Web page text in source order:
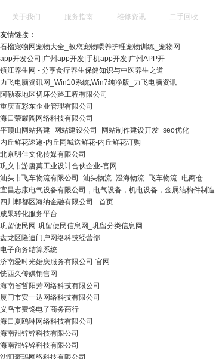
关于我们 服务指南 维修资讯 二手回收
友情链接：
石榴宠物网宠物大全_教您宠物喂养护理宠物训练_宠物网
app开发公司|广州app开发|手机app开发|广州APP开
镇江养生网 - 分享食疗养生保健知识与中医养生之道
力飞电脑资讯网_Win10系统,Win7纯净版_力飞电脑资讯
阿勒泰地区切坏公路工程有限公司
重庆百彩东企业管理有限公司
海口荣耀陶网络科技有限公司
平顶山网站搭建_网站建设公司_网站制作建设开发_seo优化
内丘鲜花速递-内丘同城送鲜花-内丘鲜花订购
北京明佳文化传媒有限公司
巩义市游唐莫工业设计合伙企业-官网
汕头市飞车物流有限公司_汕头物流_澄海物流_飞车物流_电商仓
宜昌志康电气设备有限公司，电气设备，机电设备，金属结构件制造
四川郫都区海纳金融有限公司 - 首页
成果转化服务平台
巩留便民网-巩留便民信息网_巩留分类信息网
盘龙区隆迪门户网络科技经营部
电子商务结算系统
济南爱时光婚庆服务有限公司-官网
恍西久传媒销售网
海南省哲阳芳网络科技有限公司
厦门市安一达网络科技有限公司
义乌市费馋电子商务商行
海口夏鸥琳网络科技有限公司
海南甜锌锌科技有限公司
海南甜锌锌科技有限公司
沈阳豪玛网络科技有限公司